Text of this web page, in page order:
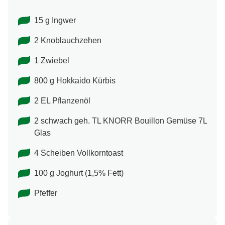
15 g Ingwer
2 Knoblauchzehen
1 Zwiebel
800 g Hokkaido Kürbis
2 EL Pflanzenöl
2 schwach geh. TL KNORR Bouillon Gemüse 7L
Glas
4 Scheiben Vollkorntoast
100 g Joghurt (1,5% Fett)
Pfeffer